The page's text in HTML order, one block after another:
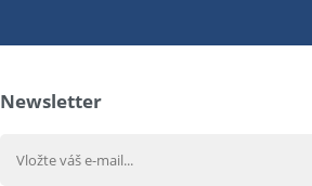
Newsletter